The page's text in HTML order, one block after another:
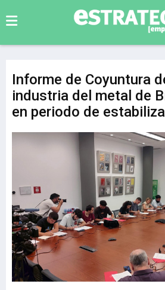
Informe de Coyuntura
industria del metal de
en periodo de